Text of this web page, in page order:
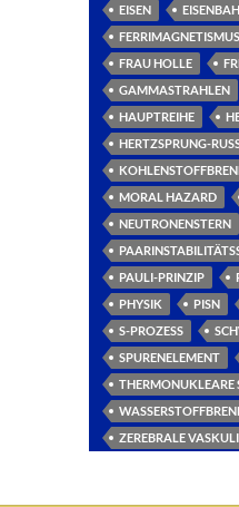
EISEN
FERRIMAGNETISMUS
FRAU HOLLE
GAMMASTRAHLEN
HAUPTREIHE
HERTZSPRUNG-
MORAL HAZARD
NEUTRONENSTERN
PAULI-PRINZIP
PHYSIK
PISN
S-PROZESS
SPURENELEMENT
THERMONUKLEARE
ZEREBRALE